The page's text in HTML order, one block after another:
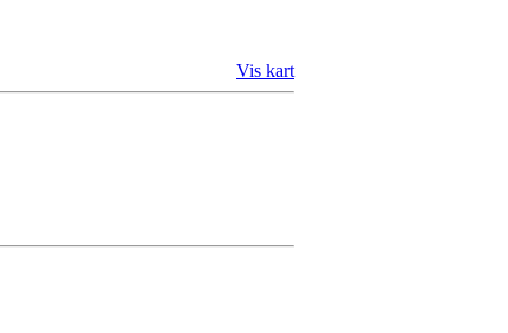
Vis kart